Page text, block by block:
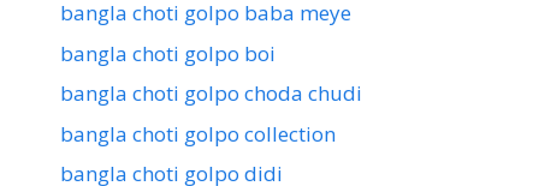
bangla choti golpo baba meye
bangla choti golpo boi
bangla choti golpo choda chudi
bangla choti golpo collection
bangla choti golpo didi